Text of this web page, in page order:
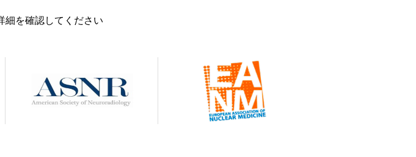
細を確認してください